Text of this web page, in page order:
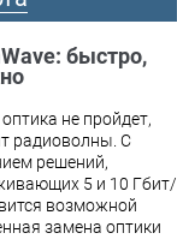
быстро,
не пройдет,
радиоволны. С
решений,
5 и 10 Гбит/
возможной
замена оптики